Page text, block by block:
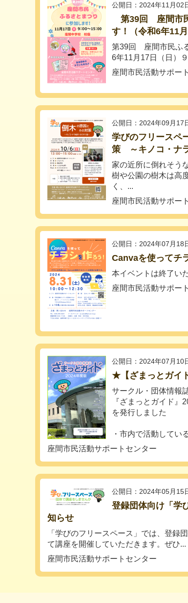
公開日：2024年11月02
第39回 座間市
す！（令和6年11
第39回 座間市民ふ
6年11月17日（日）
座間市民活動サポー
公開日：2024年09月17
学びのフリースペ
策 ～キノコ・ナ
家の近所に倒れそう
樹や公園の樹木は高
く、...
座間市民活動サポー
公開日：2024年07月18
Canvaを使ってチ
本イベントは終了い
座間市民活動サポー
公開日：2024年07月10
★【ざまっとガイ
サークル・団体情報
『ざまっとガイド』
を発行しました
・市内で活動してい
座間市民活動サポートセンター
公開日：2024年05月15
登録団体向け「学
知らせ
「学びのフリースペース」では、登録
て講座を開催していただきます。ぜひ...
座間市民活動サポートセンター